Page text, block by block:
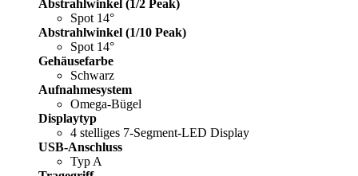
Abstrahlwinkel (1/2 Peak)
Spot 14°
Abstrahlwinkel (1/10 Peak)
Spot 14°
Gehäusefarbe
Schwarz
Aufnahmesystem
Omega-Bügel
Displaytyp
4 stelliges 7-Segment-LED Display
USB-Anschluss
Typ A